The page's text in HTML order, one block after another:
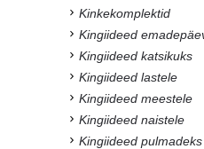
Kinkekomplektid
Kingiideed
Kingiideed katsikuks
Kingiideed lastele
Kingiideed meestele
Kingiideed naistele
Kingiideed pulmadeks